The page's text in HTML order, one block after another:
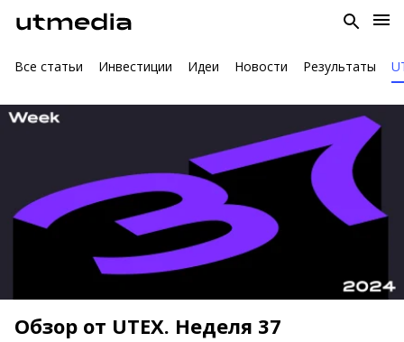
Все статьи Инвестиции Идеи Новости Результаты
Обзор от UTEX. Неделя 37